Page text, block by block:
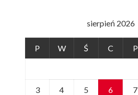
sierpień 2026
P W Ś C P
3 4 5 6 7